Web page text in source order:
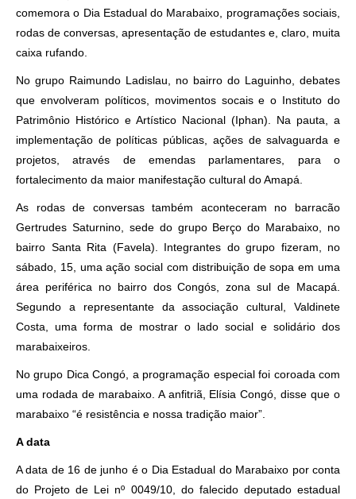
comemora o Dia Estadual do Marabaixo, programações sociais,
rodas de conversas, apresentação de estudantes e, claro, muita
caixa rufando.
No grupo Raimundo Ladislau, no bairro do Laguinho, debates
que envolveram políticos, movimentos socais e o Instituto do
Patrimônio Histórico e Artístico Nacional (Iphan). Na pauta, a
implementação de políticas públicas, ações de salvaguarda e
projetos, através de emendas parlamentares, para o
fortalecimento da maior manifestação cultural do Amapá.
As rodas de conversas também aconteceram no barracão
Gertrudes Saturnino, sede do grupo Berço do Marabaixo, no
bairro Santa Rita (Favela). Integrantes do grupo fizeram, no
sábado, 15, uma ação social com distribuição de sopa em uma
área periférica no bairro dos Congós, zona sul de Macapá.
Segundo a representante da associação cultural, Valdinete
Costa, uma forma de mostrar o lado social e solidário dos
marabaixeiros.
No grupo Dica Congó, a programação especial foi coroada com
uma rodada de marabaixo. A anfitriã, Elísia Congó, disse que o
marabaixo “é resistência e nossa tradição maior”.
A data
A data de 16 de junho é o Dia Estadual do Marabaixo por conta
do Projeto de Lei nº 0049/10, do falecido deputado estadual